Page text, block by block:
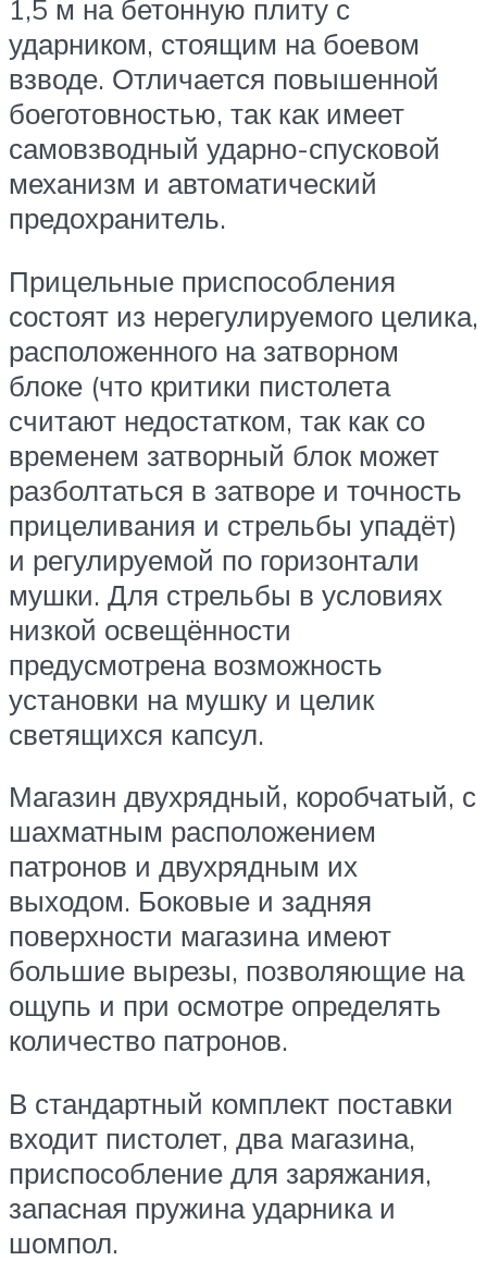
1,5 м на бетонную плиту с
ударником, стоящим на боевом
взводе. Отличается повышенной
боеготовностью, так как имеет
самовзводный ударно-спусковой
механизм и автоматический
предохранитель.
Прицельные приспособления
состоят из нерегулируемого целика,
расположенного на затворном
блоке (что критики пистолета
считают недостатком, так как со
временем затворный блок может
разболтаться в затворе и точность
прицеливания и стрельбы упадёт)
и регулируемой по горизонтали
мушки. Для стрельбы в условиях
низкой освещённости
предусмотрена возможность
установки на мушку и целик
светящихся капсул.
Магазин двухрядный, коробчатый, с
шахматным расположением
патронов и двухрядным их
выходом. Боковые и задняя
поверхности магазина имеют
большие вырезы, позволяющие на
ощупь и при осмотре определять
количество патронов.
В стандартный комплект поставки
входит пистолет, два магазина,
приспособление для заряжания,
запасная пружина ударника и
шомпол.